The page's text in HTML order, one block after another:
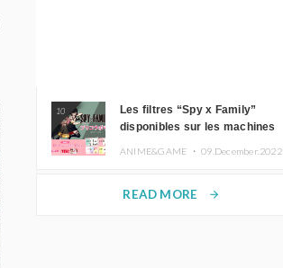
10
Les filtres “Spy x Family”
disponibles sur les machines
ANIME&GAME ・09.December.2022
READ MORE arrow_forward